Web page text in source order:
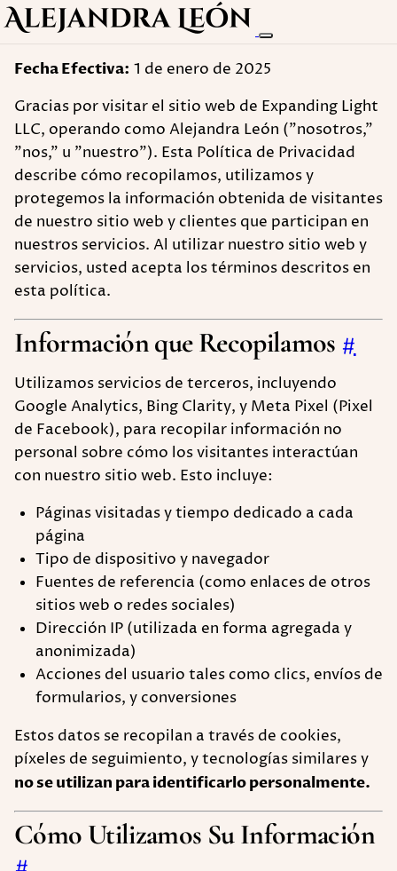
Fecha Efectiva: 1 de enero de 2025
Gracias por visitar el sitio web de Expanding Light
LLC, operando como Alejandra León ("nosotros,"
"nos," u "nuestro"). Esta Política de Privacidad
describe cómo recopilamos, utilizamos y
protegemos la información obtenida de visitantes
de nuestro sitio web y clientes que participan en
nuestros servicios. Al utilizar nuestro sitio web y
servicios, usted acepta los términos descritos en
esta política.
Información que Recopilamos #
Utilizamos servicios de terceros, incluyendo
Google Analytics, Bing Clarity, y Meta Pixel (Pixel
de Facebook), para recopilar información no
personal sobre cómo los visitantes interactúan
con nuestro sitio web. Esto incluye:
Páginas visitadas y tiempo dedicado a cada
página
Tipo de dispositivo y navegador
Fuentes de referencia (como enlaces de otros
sitios web o redes sociales)
Dirección IP (utilizada en forma agregada y
anonimizada)
Acciones del usuario tales como clics, envíos de
formularios, y conversiones
Estos datos se recopilan a través de cookies,
píxeles de seguimiento, y tecnologías similares y
no se utilizan para identificarlo personalmente.
Cómo Utilizamos Su Información